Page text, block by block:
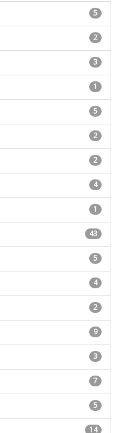
5
2
3
1
5
2
2
4
1
43
5
4
2
9
3
7
5
14